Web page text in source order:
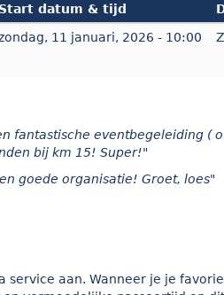
Start datum & tijd
11 januari, 2026 - 10:00
fantastische eventbegeleiding (
bij km 15! Super!"
goede organisatie! Groet, loes"
service aan. Wanneer je je